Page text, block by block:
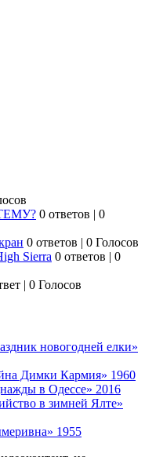
0 ответов | 0
0 ответов | 0 Голосов
Sierra 0 ответов | 0
| 0 Голосов
новогодней елки»
Димки Кармия» 1960
в Одессе» 2016
в зимней Ялте»
1955